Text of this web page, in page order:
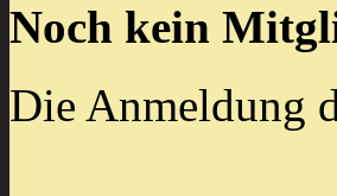
Noch kein
Die Anmeldung